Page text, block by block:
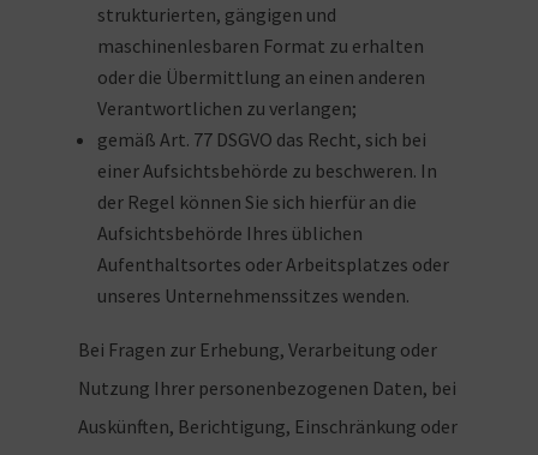
strukturierten, gängigen und
maschinenlesbaren Format zu erhalten
oder die Übermittlung an einen anderen
Verantwortlichen zu verlangen;
gemäß Art. 77 DSGVO das Recht, sich bei
einer Aufsichtsbehörde zu beschweren. In
der Regel können Sie sich hierfür an die
Aufsichtsbehörde Ihres üblichen
Aufenthaltsortes oder Arbeitsplatzes oder
unseres Unternehmenssitzes wenden.
Bei Fragen zur Erhebung, Verarbeitung oder
Nutzung Ihrer personenbezogenen Daten, bei
Auskünften, Berichtigung, Einschränkung oder